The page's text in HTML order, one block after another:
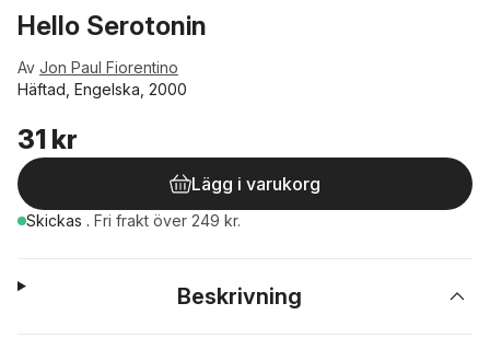
Hello Serotonin
Av Jon Paul Fiorentino
Häftad, Engelska, 2000
31 kr
Lägg i varukorg
Skickas . Fri frakt över 249 kr.
Beskrivning